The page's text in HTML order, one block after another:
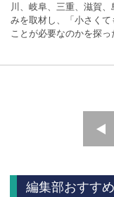
川、岐阜、三重、滋賀
みを取材し、「小さく
ことが必要なのかを探っ
編集部おすす